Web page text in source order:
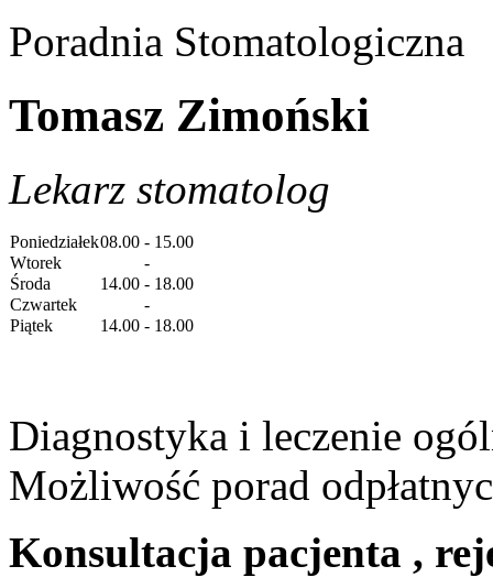
Poradnia Stomatologiczna
Tomasz Zimoński
Lekarz stomatolog
Poniedziałek08.00 - 15.00
Wtorek
-
Środa
14.00 - 18.00
Czwartek
-
Piątek
14.00 - 18.00
Diagnostyka i leczenie
Możliwość porad
Konsultacja pacjenta ,